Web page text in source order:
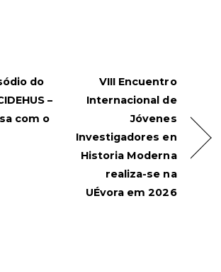
do
–
com o
VIII Encuentro
Internacional de
Jóvenes
Investigadores en
Historia Moderna
realiza-se na
UÉvora em 2026